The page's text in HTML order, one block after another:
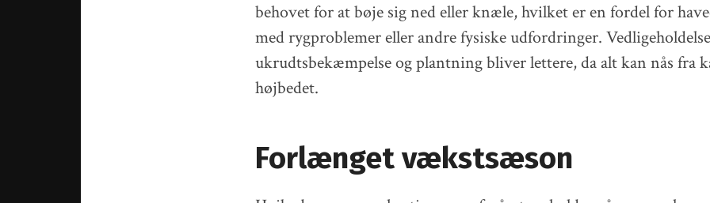
behovet for at bøje sig ned eller knæle, hvilket er en fordel for
med rygproblemer eller andre fysiske udfordringer.
ukrudtsbekæmpelse og plantning bliver lettere, da alt kan nås fra
højbedet.
Forlænget vækstsæson